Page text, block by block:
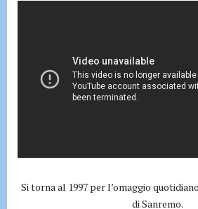
Si torna al 1997 per l’omaggio
di Sanremo.